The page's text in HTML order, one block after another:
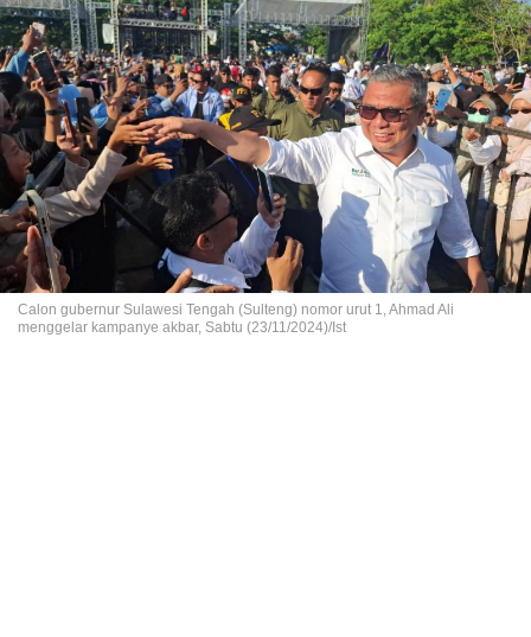
Calon gubernur Sulawesi Tengah (Sulteng) nomor urut 1, Ahmad Ali
menggelar kampanye akbar, Sabtu (23/11/2024)/Ist